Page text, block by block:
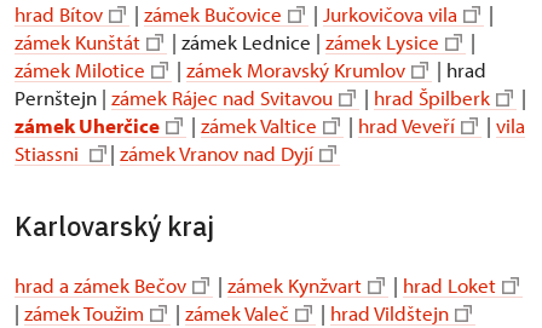
hrad Bítov | zámek Bučovice | Jurkovičova vila
|
zámek Kunštát
| zámek Lednice | zámek Lysice
|
zámek Milotice
| zámek Moravský Krumlov
| hrad
Pernštejn | zámek Rájec nad Svitavou | hrad Špilberk
|
zámek Uherčice
| zámek Valtice | hrad Veveří | vila
Stiassni
| zámek Vranov nad Dyjí
Karlovarský kraj
hrad a zámek Bečov | zámek Kynžvart | hrad Loket
| zámek Toužim | zámek Valeč | hrad Vildštejn